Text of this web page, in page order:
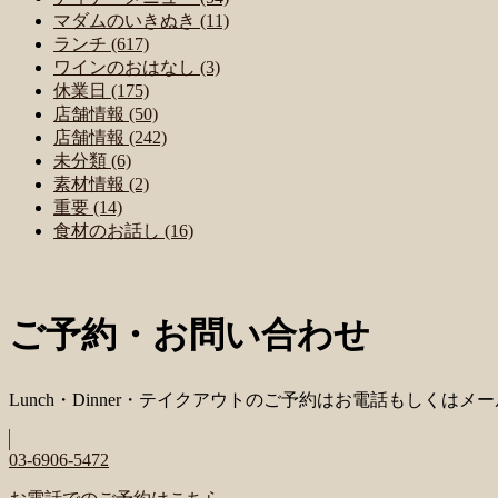
マダムのいきぬき (11)
ランチ (617)
ワインのおはなし (3)
休業日 (175)
店舗情報 (50)
店舗情報 (242)
未分類 (6)
素材情報 (2)
重要 (14)
食材のお話し (16)
ご予約・お問い合わせ
Lunch・Dinner・テイクアウトのご予約はお電話もしくはメー
03-6906-5472